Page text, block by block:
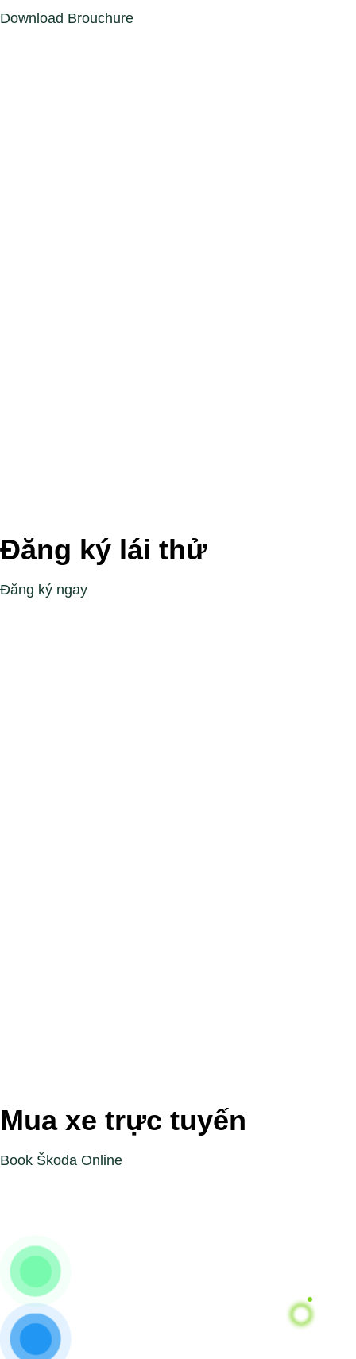
Download Brouchure
Đăng ký lái thử
Đăng ký ngay
Mua xe trực tuyến
Book Škoda Online